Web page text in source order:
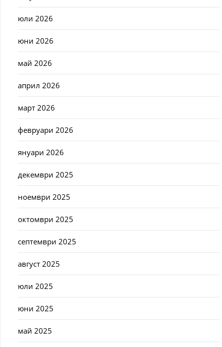
юли 2026
юни 2026
май 2026
април 2026
март 2026
февруари 2026
януари 2026
декември 2025
ноември 2025
октомври 2025
септември 2025
август 2025
юли 2025
юни 2025
май 2025